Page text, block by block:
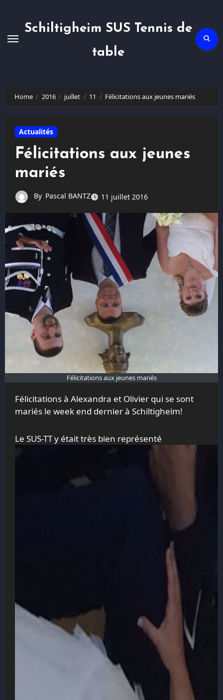
Schiltigheim SUS Tennis de
table
Home 2016 juillet 11 Félicitations aux jeunes mariés
Actualités
Félicitations aux jeunes
mariés
By Pascal BANTZ 11 juillet 2016
Félicitations aux jeunes mariés
Félicitations à Alexandra et Olivier qui se sont
mariés le week end dernier à Schiltigheim!
Le SUS-TT y était très bien représenté